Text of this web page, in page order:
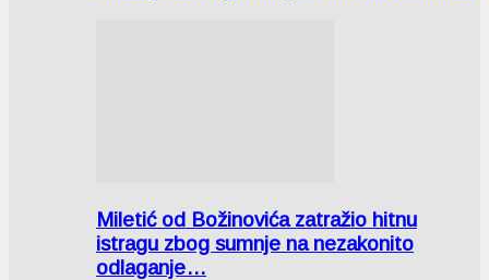
Miletić od Božinovića zatražio hitnu
istragu zbog sumnje na nezakonito
odlaganje…